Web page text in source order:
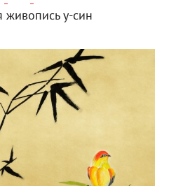
живопись у-син